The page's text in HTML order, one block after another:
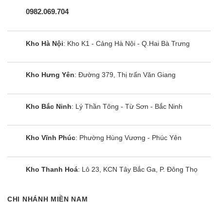
độ chuẩn ở chương trình nướng mặt trên và mặt
Nướng mặt trên và dưới: Để nướng và quay thực
Nướng quạt ẩm: Để nướng các thực phẩm trong
nướng, vui lòng sử dụng chức năng này cùng với
các gợi ý trong sách hướng dẫn sử dụng.
với số lượng lớn, hoặc nướng bánh mì.
nấu các món bỏ lò và nướng vàng thực phẩm.
đế bánh giòn rụm, cháy cạnh. Khi sử dụng chức
0982.069.704
Kho Hà Nội: Kho K1 - Cảng Hà Nội - Q.Hai Bà Trưng
Kho Hưng Yên: Đường 379, Thị trấn Văn Giang
Kho Bắc Ninh: Lý Thần Tông - Từ Sơn - Bắc Ninh
Kho Vĩnh Phúc: Phường Hùng Vương - Phúc Yên
Kho Thanh Hoá: Lô 23, KCN Tây Bắc Ga, P. Đông Thọ
CHI NHÁNH MIỀN NAM